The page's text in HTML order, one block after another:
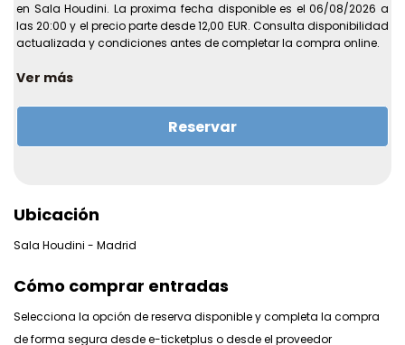
en Sala Houdini. La proxima fecha disponible es el 06/08/2026 a
las 20:00 y el precio parte desde 12,00 EUR. Consulta disponibilidad
actualizada y condiciones antes de completar la compra online.
Recinto:
Ciudad:Madrid
Primera fecha disponible:06/08/2026 a las 20:00
Mas informacion sobre la experiencia
???? ¡Regala esta experiencia a tus seres queridos! Haz clic aquí
para ver nuestra tarjeta de regalo. Qué vas a disfrutar ✨ El show de
disfrutar de la carta de bebidas y su famoso cóctel Houdini
Información ???? Fecha y hora: selecciona la fecha y hora que
quieras directamente en el selector de entradas ???? Lugar: Sala
Ver más
Reservar
Ubicación
Sala Houdini - Madrid
Cómo comprar entradas
Selecciona la opción de reserva disponible y completa la compra
de forma segura desde e-ticketplus o desde el proveedor